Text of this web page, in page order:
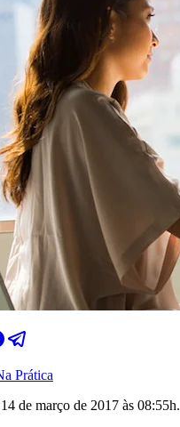
Prática
14 de março de 2017 às 08:55h.